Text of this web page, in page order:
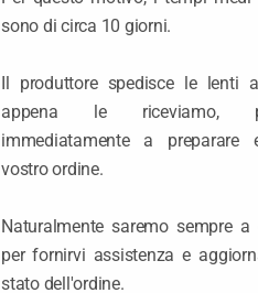
Inseriscilo qui sotto
Codice di autorizzazione
sono di circa 10 giorni.
Il produttore spedisce le lenti
appena le riceviamo,
immediatamente a preparare
vostro ordine.
Naturalmente saremo sempre a
per fornirvi assistenza e
stato dell'ordine.